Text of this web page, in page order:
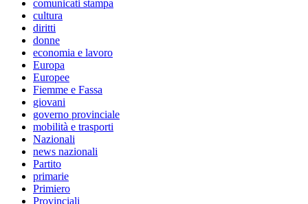
comunicati stampa
cultura
diritti
donne
economia e lavoro
Europa
Europee
Fiemme e Fassa
giovani
governo provinciale
mobilità e trasporti
Nazionali
news nazionali
Partito
primarie
Primiero
Provinciali